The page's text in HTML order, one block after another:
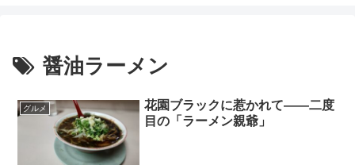
醤油ラーメン
グルメ
花園ブラックに惹かれて――二度
目の「ラーメン親爺」